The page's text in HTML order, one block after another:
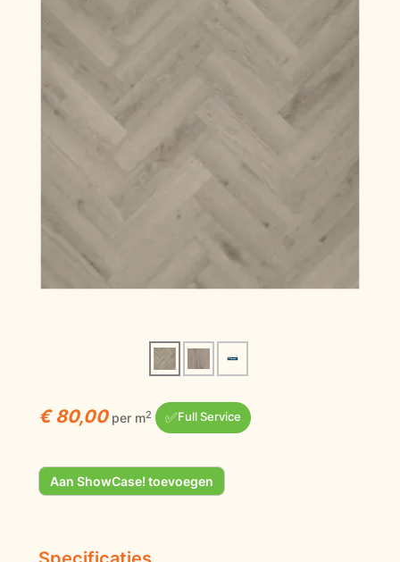
€ 80,00 per m2 ✅Full Service
Aan ShowCase! toevoegen